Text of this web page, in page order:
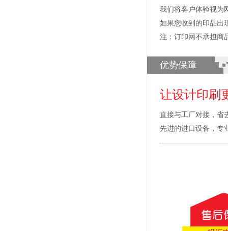
我们将客户体验视为
如果您收到的印品出
注：订印网不承担商
优势保障
让设计印刷
直接与工厂对接，省
先进的进口设备，专